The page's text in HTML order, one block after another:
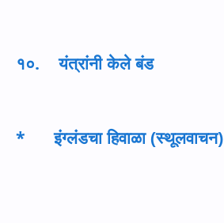
१०. यंत्रांनी केले बंड
*इंग्लंडचा हिवाळा (स्थूलवाचन)